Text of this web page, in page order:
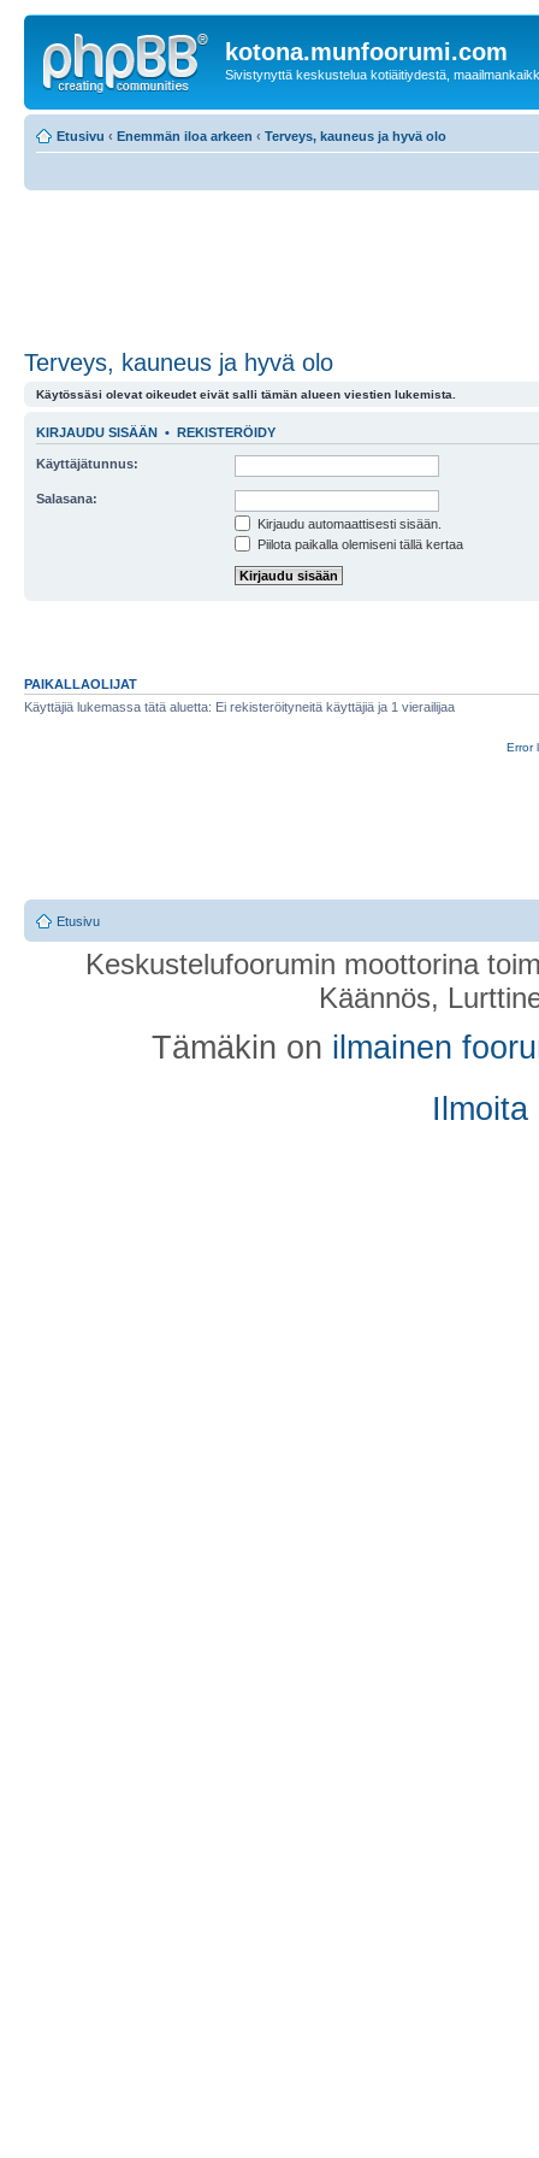
kotona.munfoorumi.com
Sivistynyttä keskustelua kotiäitiydestä,
Etusivu ‹ Enemmän iloa arkeen ‹ Terveys, kauneus ja hyvä olo
Terveys, kauneus ja hyvä olo
Käytössäsi olevat oikeudet eivät salli tämän alueen viestien lukemista.
KIRJAUDU SISÄÄN • REKISTERÖIDY
Käyttäjätunnus:
Salasana:
Kirjaudu automaattisesti sisään.
Piilota paikalla olemiseni tällä kertaa
PAIKALLAOLIJAT
Käyttäjiä lukemassa tätä aluetta: Ei rekisteröityneitä käyttäjiä ja 1 vierailijaa
Error
Etusivu
Keskustelufoorumin moottorina
Käännös,
Tämäkin on ilmainen